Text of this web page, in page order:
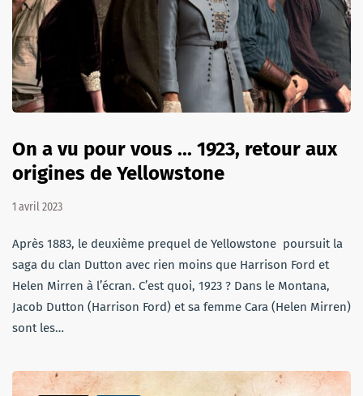
On a vu pour vous ... 1923, retour aux
origines de Yellowstone
1 avril 2023
Après 1883, le deuxième prequel de Yellowstone poursuit la
saga du clan Dutton avec rien moins que Harrison Ford et
Helen Mirren à l’écran. C’est quoi, 1923 ? Dans le Montana,
Jacob Dutton (Harrison Ford) et sa femme Cara (Helen Mirren)
sont les…